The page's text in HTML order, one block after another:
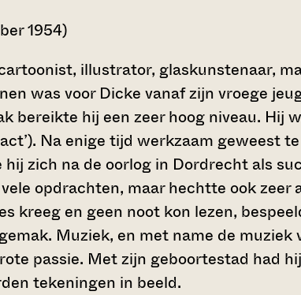
1954)
illustrator, glaskunstenaar,
was voor Dicke vanaf zijn vroege
bereikte hij een zeer hoog niveau. Hij
Na enige tijd werkzaam geweest
zich na de oorlog in Dordrecht als
opdrachten, maar hechtte ook zeer
kreeg en geen noot kon lezen,
Muziek, en met name de muziek
passie. Met zijn geboortestad had
tekeningen in beeld.